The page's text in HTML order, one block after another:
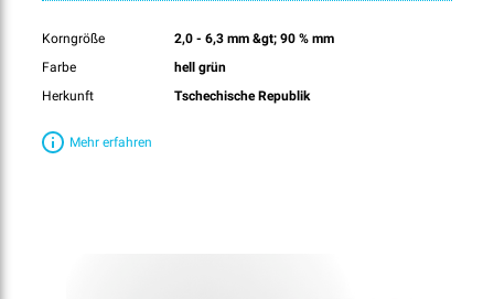
Korngröße
2,0 - 6,3 mm &gt; 90 % mm
Farbe
hell grün
Herkunft
Tschechische Republik
Mehr erfahren